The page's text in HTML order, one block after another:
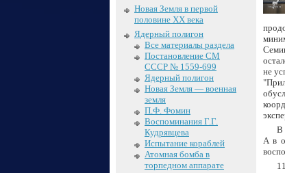
Новая Земля в первой
половине XX века
Ядерный полигон
Все материалы раздела
Постановление СМ
СССР № 1559-699
Ядерный полигон
Новая Земля — военная
земля
П.Ф. Фомин
Воспоминания Г.Г.
Кудрявцева
Испытание кораблей
Атомная бомба в
торпедном аппарате
не
В
А в